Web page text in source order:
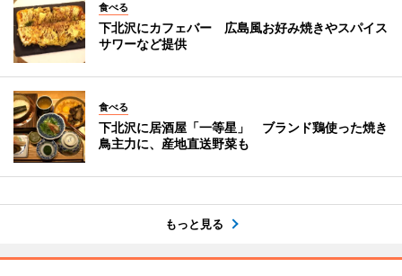
食べる
下北沢にカフェバー 広島風お好み焼きやスパイス
サワーなど提供
食べる
下北沢に居酒屋「一等星」 ブランド鶏使った焼き
鳥主力に、産地直送野菜も
もっと見る